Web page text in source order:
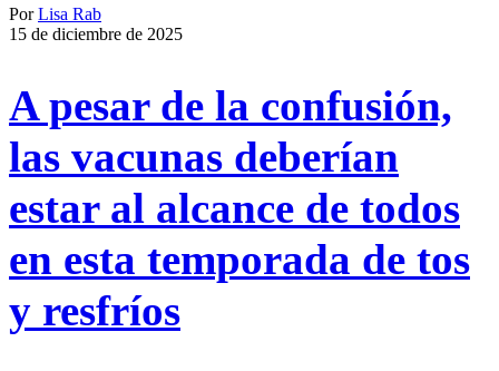
PorLisa Rab
15 de diciembre de 2025
A pesar de la confusión,
las vacunas deberían
estar al alcance de todos
en esta temporada de tos
y resfríos